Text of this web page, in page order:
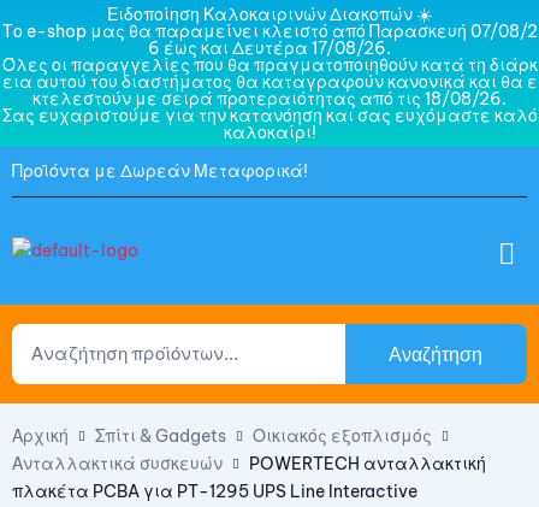
Ειδοποίηση Καλοκαιρινών Διακοπών ☀️
Το e-shop μας θα παραμείνει κλειστό από Παρασκευή 07/08/2
6 έως και Δευτέρα 17/08/26.
Όλες οι παραγγελίες που θα πραγματοποιηθούν κατά τη διάρκ
εια αυτού του διαστήματος θα καταγραφούν κανονικά και θα ε
κτελεστούν με σειρά προτεραιότητας από τις 18/08/26.
Σας ευχαριστούμε για την κατανόηση και σας ευχόμαστε καλό
καλοκαίρι!
Προϊόντα με Δωρεάν Μεταφορικά!
Αναζήτηση
Αρχική Σπίτι & Gadgets
Οικιακός εξοπλισμός
Ανταλλακτικά συσκευών
POWERTECH ανταλλακτική
πλακέτα PCBA για PT-1295 UPS Line Interactive